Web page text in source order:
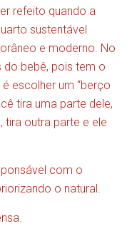
refeito quando a
sustentável
e moderno. No
bebê, pois tem o
escolher um “berço
tira uma parte dele,
tira outra parte e ele
com o
o natural.